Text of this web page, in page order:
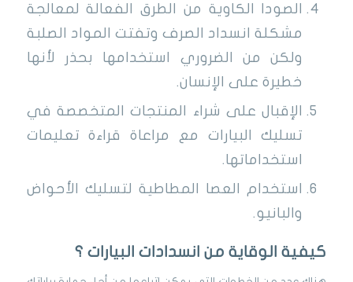
الصودا الكاوية من الطرق الفعالة لمعالجة
مشكلة انسداد الصرف وتفتت المواد الصلبة
ولكن من الضروري استخدامها بحذر لأنها
خطيرة على الإنسان.
الإقبال على شراء المنتجات المتخصصة في
تسليك البيارات مع مراعاة قراءة تعليمات
استخداماتها.
استخدام العصا المطاطية لتسليك الأحواض
والبانيو.
كيفية الوقاية من انسدادات البيارات ؟